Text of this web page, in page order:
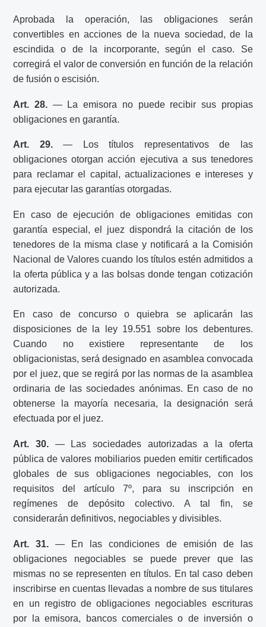
Aprobada la operación, las obligaciones serán
convertibles en acciones de la nueva sociedad, de la
escindida o de la incorporante, según el caso. Se
corregirá el valor de conversión en función de la relación
de fusión o escisión.
Art. 28. — La emisora no puede recibir sus propias
obligaciones en garantía.
Art. 29.— Los títulos representativos de las
obligaciones otorgan acción ejecutiva a sus tenedores
para reclamar el capital, actualizaciones e intereses y
para ejecutar las garantías otorgadas.
En caso de ejecución de obligaciones emitidas con
garantía especial, el juez dispondrá la citación de los
tenedores de la misma clase y notificará a la Comisión
Nacional de Valores cuando los títulos estén admitidos a
la oferta pública y a las bolsas donde tengan cotización
autorizada.
En caso de concurso o quiebra se aplicarán las
disposiciones de la ley 19.551 sobre los debentures.
Cuando no existiere representante de los
obligacionistas, será designado en asamblea convocada
por el juez, que se regirá por las normas de la asamblea
ordinaria de las sociedades anónimas. En caso de no
obtenerse la mayoría necesaria, la designación será
efectuada por el juez.
Art. 30. — Las sociedades autorizadas a la oferta
pública de valores mobiliarios pueden emitir certificados
globales de sus obligaciones negociables, con los
requisitos del artículo 7º, para su inscripción en
regímenes de depósito colectivo. A tal fin, se
considerarán definitivos, negociables y divisibles.
Art. 31. — En las condiciones de emisión de las
obligaciones negociables se puede prever que las
mismas no se representen en títulos. En tal caso deben
inscribirse en cuentas llevadas a nombre de sus titulares
en un registro de obligaciones negociables escrituras
por la emisora, bancos comerciales o de inversión o